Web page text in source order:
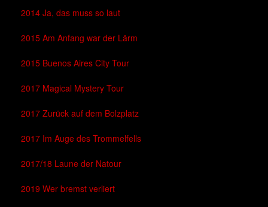
2014 Ja, das muss so laut
2015 Am Anfang war der Lärm
2015 Buenos Aires City Tour
2017 Magical Mystery Tour
2017 Zurück auf dem Bolzplatz
2017 Im Auge des Trommelfells
2017/18 Laune der Natour
2019 Wer bremst verliert